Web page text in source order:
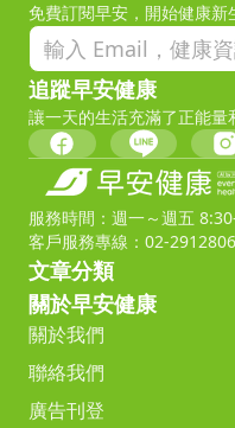
免費訂閱早安，開始健康新
追蹤早安健康
讓一天的生活充滿了正能量
服務時間：週一～週五
客戶服務專線：02-
文章分類
關於早安健康
關於我們
聯絡我們
廣告刊登